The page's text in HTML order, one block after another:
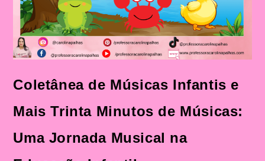
Coletânea de Músicas Infantis e
Mais Trinta Minutos de Músicas:
Uma Jornada Musical na